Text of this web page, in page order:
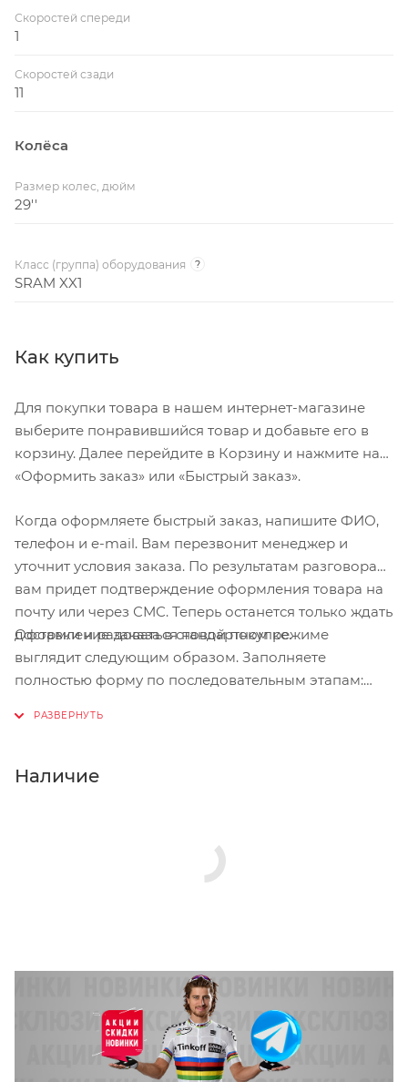
Скоростей спереди
1
Скоростей сзади
11
Колёса
Размер колес, дюйм
29''
Класс (группа) оборудования ?
SRAM XX1
Как купить
Для покупки товара в нашем интернет-магазине
выберите понравившийся товар и добавьте его в
корзину. Далее перейдите в Корзину и нажмите на
«Оформить заказ» или «Быстрый заказ».
Когда оформляете быстрый заказ, напишите ФИО,
телефон и e-mail. Вам перезвонит менеджер и
уточнит условия заказа. По результатам разговора
вам придет подтверждение оформления товара на
почту или через СМС. Теперь останется только ждать
доставки и радоваться новой покупке.
Оформление заказа в стандартном режиме
выглядит следующим образом. Заполняете
полностью форму по последовательным этапам:
Нажмите кнопку «Оформить заказ».
Наличие